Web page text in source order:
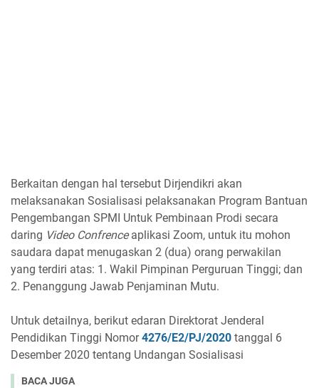
Berkaitan dengan hal tersebut Dirjendikri akan
melaksanakan Sosialisasi pelaksanakan Program Bantuan
Pengembangan SPMI Untuk Pembinaan Prodi secara
daring Video Confrenceaplikasi Zoom, untuk itu mohon
saudara dapat menugaskan 2 (dua) orang perwakilan
yang terdiri atas: 1. Wakil Pimpinan Perguruan Tinggi; dan
2. Penanggung Jawab Penjaminan Mutu.
Untuk detailnya, berikut edaran Direktorat Jenderal
Pendidikan Tinggi Nomor4276/E2/PJ/2020 tanggal 6
Desember 2020 tentang Undangan Sosialisasi
BACA JUGA